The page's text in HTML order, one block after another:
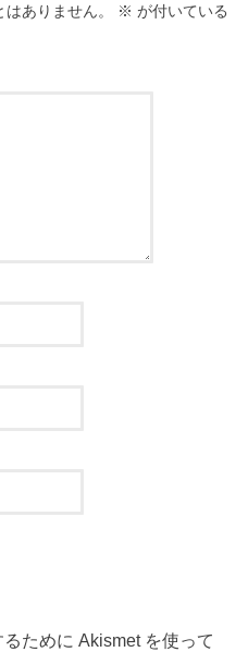
ありません。 ※ が付いている
ために Akismet を使って